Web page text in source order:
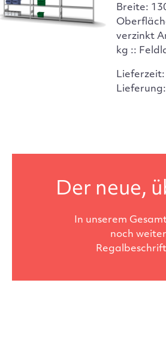
Breite:
verzinkt
kg ::
Der neue,
In unserem
noch